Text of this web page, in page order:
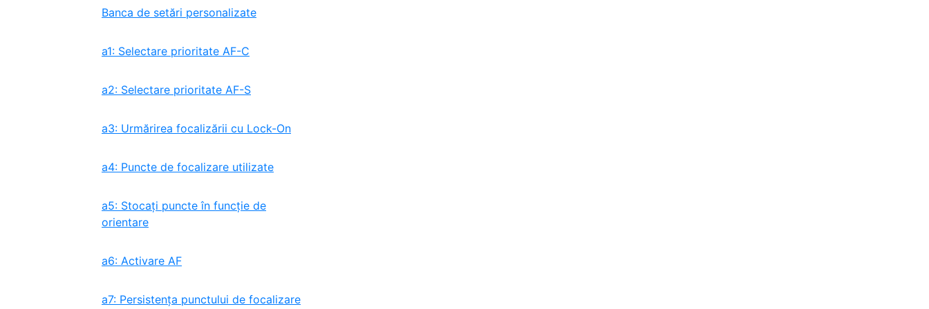
Banca de setări personalizate
a1: Selectare prioritate AF-C
a2: Selectare prioritate AF-S
a3: Urmărirea focalizării cu Lock-On
a4: Puncte de focalizare utilizate
a5: Stocați puncte în funcție de
orientare
a6: Activare AF
a7: Persistența punctului de focalizare